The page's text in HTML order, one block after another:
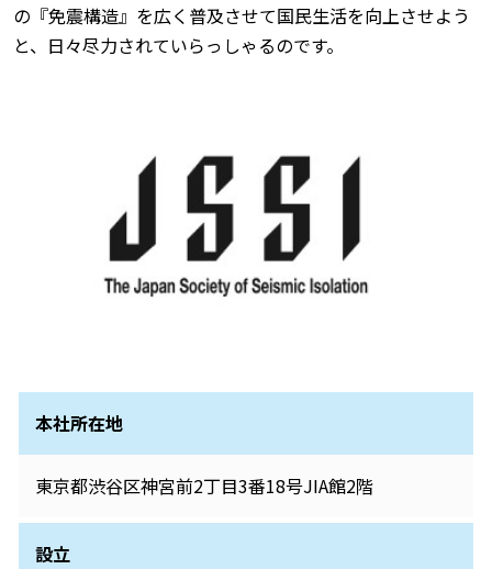
の『免震構造』を広く普及させて国民生活を向上させよう
と、日々尽力されていらっしゃるのです。
本社所在地
東京都渋谷区神宮前2丁目3番18号JIA館2階
設立